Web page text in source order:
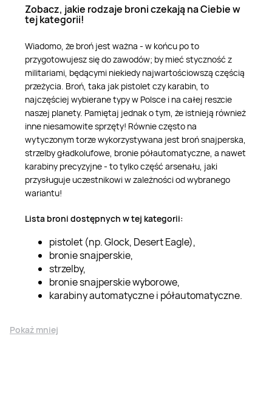
Zobacz, jakie rodzaje broni czekają na Ciebie w
tej kategorii!
Wiadomo, że broń jest ważna - w końcu po to
przygotowujesz się do zawodów; by mieć styczność z
militariami, będącymi niekiedy najwartościowszą częścią
przeżycia. Broń, taka jak pistolet czy karabin, to
najczęściej wybierane typy w Polsce i na całej reszcie
naszej planety. Pamiętaj jednak o tym, że istnieją również
inne niesamowite sprzęty! Równie często na
wytyczonym torze wykorzystywana jest broń snajperska,
strzelby gładkolufowe, bronie półautomatyczne, a nawet
karabiny precyzyjne - to tylko część arsenału, jaki
przysługuje uczestnikowi w zależności od wybranego
wariantu!
Lista broni dostępnych w tej kategorii:
pistolet (np. Glock, Desert Eagle),
bronie snajperskie,
strzelby,
bronie snajperskie wyborowe,
karabiny automatyczne i półautomatyczne.
Pokaż mniej